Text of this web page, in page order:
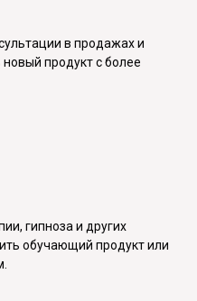
в продажах и
новый продукт с более
гипноза и других
обучающий продукт или